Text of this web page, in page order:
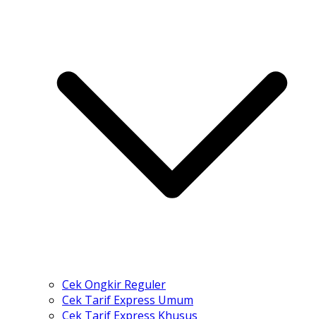
Cek Ongkir Reguler
Cek Tarif Express Umum
Cek Tarif Express Khusus